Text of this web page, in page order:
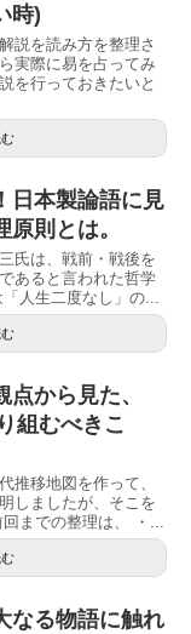
時)
説を読み方を整理さ
実際に易を占ってみ
を行っておきたいと
日本製論語に見
則とは。
氏は、戦前・戦後を
あると言われた哲学
人生二度なし」の...
から見た、
組むべきこ
推移地図を作って、
しましたが、そこを
までの整理は、 ・...
なる物語に触れ